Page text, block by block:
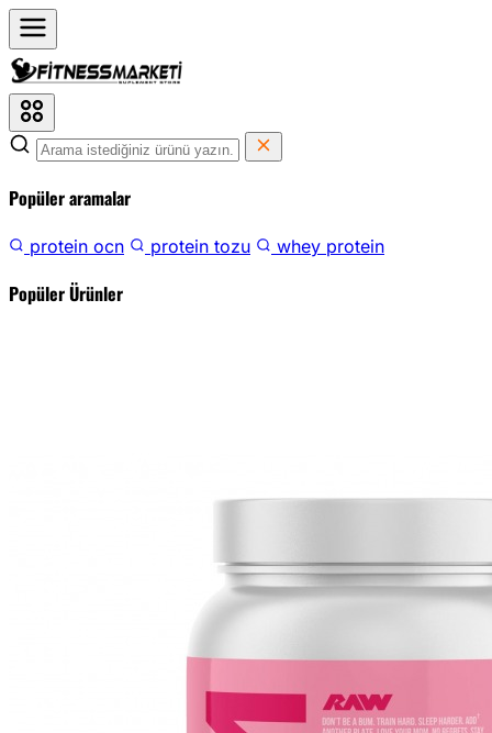
Popüler aramalar
protein ocn protein tozu whey protein
Popüler Ürünler